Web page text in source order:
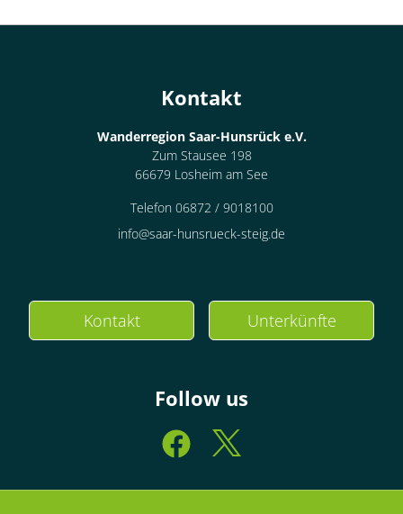
Kontakt
Wanderregion Saar-Hunsrück e.V.
Zum Stausee 198
66679 Losheim am See
Telefon 06872 / 9018100
info@saar-hunsrueck-steig.de
Kontakt Unterkünfte
Follow us